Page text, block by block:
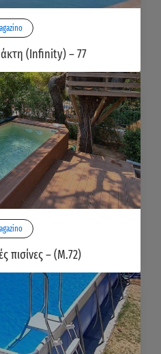
(Infinity) – 77
πισίνες – (Μ.72)